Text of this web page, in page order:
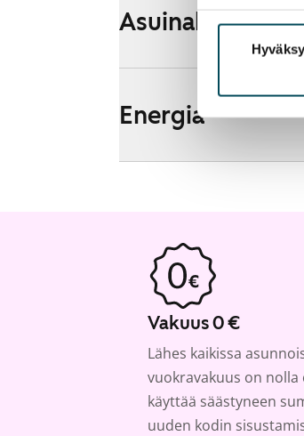
Asuinalueen
Energia
Vakuus 0 €
Lähes kaikissa
vuokravakuus on nolla
käyttää säästyneen
uuden kodin